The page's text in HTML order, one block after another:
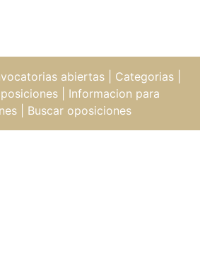
abiertas Categorias
| Informacion para
| Buscar oposiciones